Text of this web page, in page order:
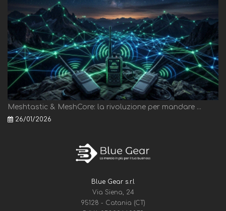
Meshtastic & MeshCore: la rivoluzione per mandare ...
26/01/2026
Blue Gear s.r.l
Via Siena, 24
95128 - Catania (CT)